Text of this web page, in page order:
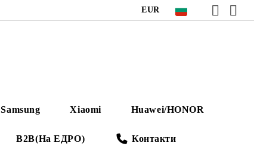
EUR
Samsung Xiaomi Huawei/HONOR
B2B(На ЕДРО) Контакти